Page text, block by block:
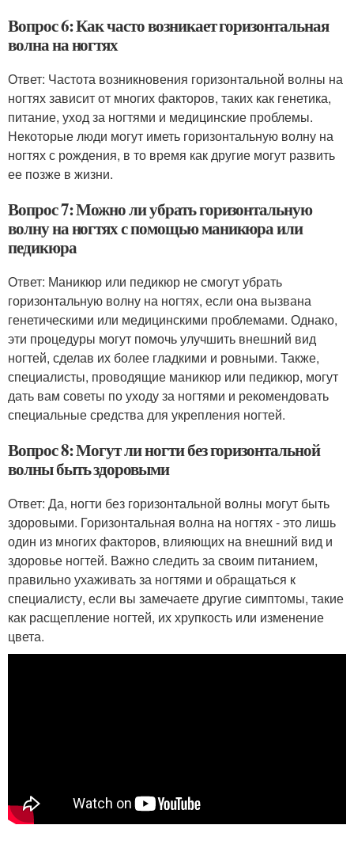
Вопрос 6: Как часто возникает горизонтальная
волна на ногтях
Ответ: Частота возникновения горизонтальной волны на
ногтях зависит от многих факторов, таких как генетика,
питание, уход за ногтями и медицинские проблемы.
Некоторые люди могут иметь горизонтальную волну на
ногтях с рождения, в то время как другие могут развить
ее позже в жизни.
Вопрос 7: Можно ли убрать горизонтальную
волну на ногтях с помощью маникюра или
педикюра
Ответ: Маникюр или педикюр не смогут убрать
горизонтальную волну на ногтях, если она вызвана
генетическими или медицинскими проблемами. Однако,
эти процедуры могут помочь улучшить внешний вид
ногтей, сделав их более гладкими и ровными. Также,
специалисты, проводящие маникюр или педикюр, могут
дать вам советы по уходу за ногтями и рекомендовать
специальные средства для укрепления ногтей.
Вопрос 8: Могут ли ногти без горизонтальной
волны быть здоровыми
Ответ: Да, ногти без горизонтальной волны могут быть
здоровыми. Горизонтальная волна на ногтях - это лишь
один из многих факторов, влияющих на внешний вид и
здоровье ногтей. Важно следить за своим питанием,
правильно ухаживать за ногтями и обращаться к
специалисту, если вы замечаете другие симптомы, такие
как расщепление ногтей, их хрупкость или изменение
цвета.